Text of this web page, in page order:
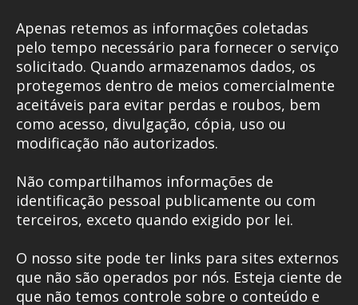
Apenas retemos as informações coletadas
pelo tempo necessário para fornecer o serviço
solicitado. Quando armazenamos dados, os
protegemos dentro de meios comercialmente
aceitáveis para evitar perdas e roubos, bem
como acesso, divulgação, cópia, uso ou
modificação não autorizados.
Não compartilhamos informações de
identificação pessoal publicamente ou com
terceiros, exceto quando exigido por lei.
O nosso site pode ter links para sites externos
que não são operados por nós. Esteja ciente de
que não temos controle sobre o conteúdo e